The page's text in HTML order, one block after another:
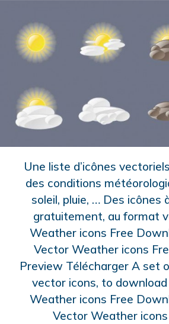
Une liste d’icônes
des conditions
soleil, pluie, … Des icônes
gratuitement, au format
Weather icons Free
Vector Weather icons
Preview Télécharger A set
vector icons, to
Weather icons Free
Vector Weather